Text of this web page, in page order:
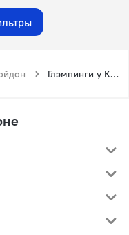
Глэмпинги у Кройдона